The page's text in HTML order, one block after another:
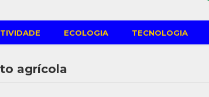
ECOLOGIA TECNOLOGIA
agrícola